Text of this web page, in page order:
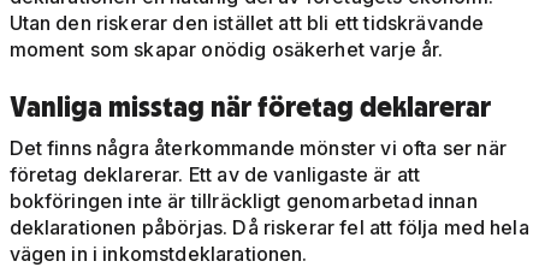
Utan den riskerar den istället att bli ett tidskrävande
moment som skapar onödig osäkerhet varje år.
Vanliga misstag när företag deklarerar
Det finns några återkommande mönster vi ofta ser när
företag deklarerar. Ett av de vanligaste är att
bokföringen inte är tillräckligt genomarbetad innan
deklarationen påbörjas. Då riskerar fel att följa med hela
vägen in i inkomstdeklarationen.